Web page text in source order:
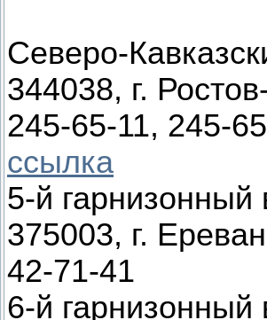
Северо-
344038, г.
245-65-11, 245-
ссылка
5-й гарнизонный
375003, г.
42-71-41
6-й гарнизонный